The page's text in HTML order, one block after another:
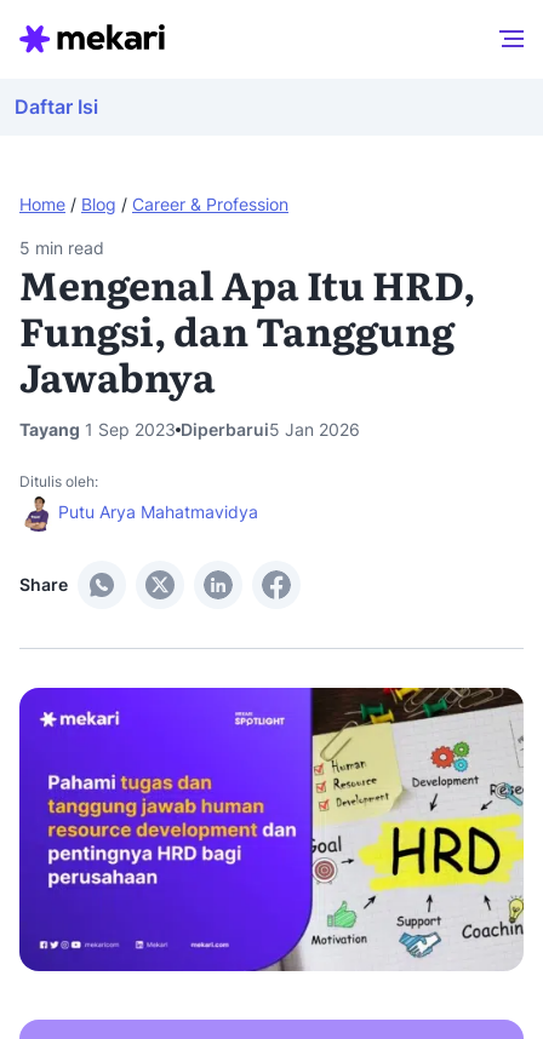
Home / Blog / Career & Profession
Daftar Isi
5 min read
Mengenal Apa Itu HRD,
Fungsi, dan Tanggung
Jawabnya
Tayang 1 Sep 2023 Diperbarui5 Jan 2026
Share
Ditulis oleh:
Putu Arya Mahatmavidya